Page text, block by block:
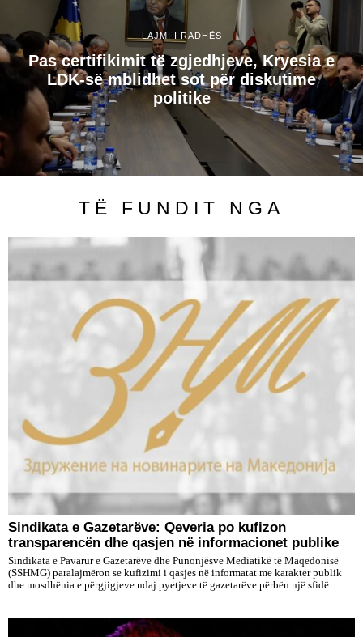
LAJMI I RADHËS
Pas certifikimit të zgjedhjeve, Kryesia e
LDK-së mblidhet sot për diskutime
politike
TË FUNDIT NGA
Sindikata e Gazetarëve: Qeveria po kufizon
transparencën dhe qasjen në informacionet publike
Sindikata e Pavarur e Gazetarëve dhe Punonjësve Mediatikë të Maqedonisë
(SSHMG) paralajmëron se kufizimi i qasjes në informatat me karakter publik
dhe mosdhënia e përgjigjeve ndaj pyetjeve të gazetarëve përbën një sfidë